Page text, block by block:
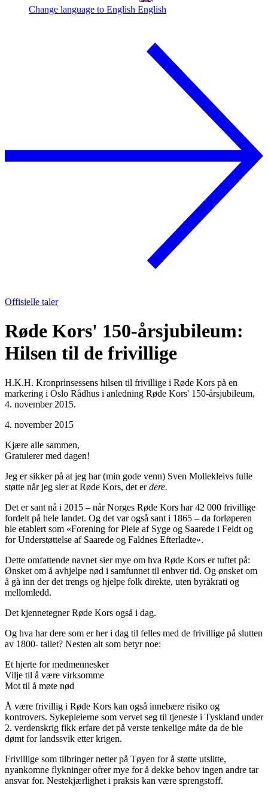
Change language to English English
Offisielle taler
Røde Kors' 150-årsjubileum:
Hilsen til de frivillige
H.K.H. Kronprinsessens hilsen til frivillige i Røde Kors på en
markering i Oslo Rådhus i anledning Røde Kors' 150-årsjubileum,
4. november 2015.
4. november 2015
Kjære alle sammen,
Gratulerer med dagen!
Jeg er sikker på at jeg har (min gode venn) Sven Mollekleivs fulle
støtte når jeg sier at Røde Kors, det erdere.
Det er sant nå i 2015 – når Norges Røde Kors har 42 000 frivillige
fordelt på hele landet. Og det var også sant i 1865 – da forløperen
ble etablert som «Forening for Pleie af Syge og Saarede i Feldt og
for Understøttelse af Saarede og Faldnes Efterladte».
Dette omfattende navnet sier mye om hva Røde Kors er tuftet på:
Ønsket om å avhjelpe nød i samfunnet til enhver tid. Og ønsket om
å gå inn der det trengs og hjelpe folk direkte, uten byråkrati og
mellomledd.
Det kjennetegner Røde Kors også i dag.
Og hva har dere som er her i dag til felles med de frivillige på slutten
av 1800- tallet? Nesten alt som betyr noe:
Et hjerte for medmennesker
Vilje til å være virksomme
Mot til å møte nød
Å være frivillig i Røde Kors kan også innebære risiko og
kontrovers. Sykepleierne som vervet seg til tjeneste i Tyskland under
2. verdenskrig fikk erfare det på verste tenkelige måte da de ble
dømt for landssvik etter krigen.
Frivillige som tilbringer netter på Tøyen for å støtte utslitte,
nyankomne flykninger ofrer mye for å dekke behov ingen andre tar
ansvar for. Nestekjærlighet i praksis kan være sprengstoff.